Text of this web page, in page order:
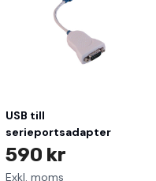
USB till
serieportsadapter
590 kr
Exkl. moms